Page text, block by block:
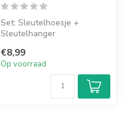
Set: Sleutelhoesje +
Sleutelhanger
€8,99
Op voorraad